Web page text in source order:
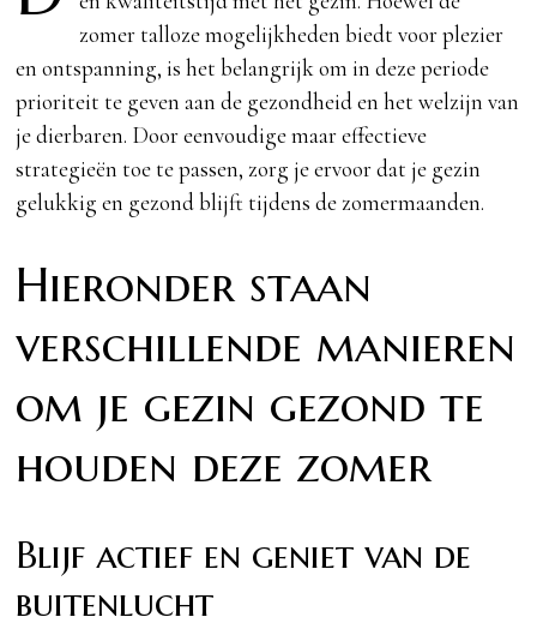
zomer talloze mogelijkheden biedt voor plezier
en ontspanning, is het belangrijk om in deze periode
prioriteit te geven aan de gezondheid en het welzijn van
je dierbaren. Door eenvoudige maar effectieve
strategieën toe te passen, zorg je ervoor dat je gezin
gelukkig en gezond blijft tijdens de zomermaanden.
Hieronder staan
verschillende manieren
om je gezin gezond te
houden deze zomer
Blijf actief en geniet van de
buitenlucht